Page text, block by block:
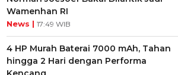
Wamenhan RI
News | 17:49 WIB
4 HP Murah Baterai 7000 mAh, Tahan
hingga 2 Hari dengan Performa